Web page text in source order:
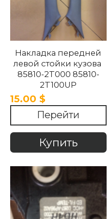
Накладка передней
левой стойки кузова
85810-2T000 85810-
2T100UP
858102T100UP
858102T000 Kia
Optima 2010 -2015.
15.00 $
Перейти
Купить